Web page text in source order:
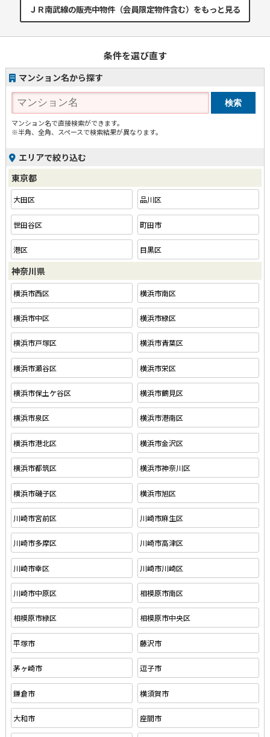
ＪＲ南武線の販売中物件（会員限定物件含む）をもっと見る
条件を選び直す
マンション名から探す
マンション名で直接検索ができます。
※半角、全角、スペースで検索結果が異なります。
エリアで絞り込む
東京都
大田区 品川区
世田谷区 町田市
港区 目黒区
神奈川県
横浜市西区 横浜市南区
横浜市中区 横浜市緑区
横浜市戸塚区 横浜市青葉区
横浜市瀬谷区 横浜市栄区
横浜市保土ケ谷区 横浜市鶴見区
横浜市泉区 横浜市港南区
横浜市港北区 横浜市金沢区
横浜市都筑区 横浜市神奈川区
横浜市磯子区 横浜市旭区
川崎市宮前区 川崎市麻生区
川崎市多摩区 川崎市高津区
川崎市幸区 川崎市川崎区
川崎市中原区 相模原市南区
相模原市緑区 相模原市中央区
平塚市 藤沢市
茅ヶ崎市 逗子市
鎌倉市 横須賀市
大和市 座間市